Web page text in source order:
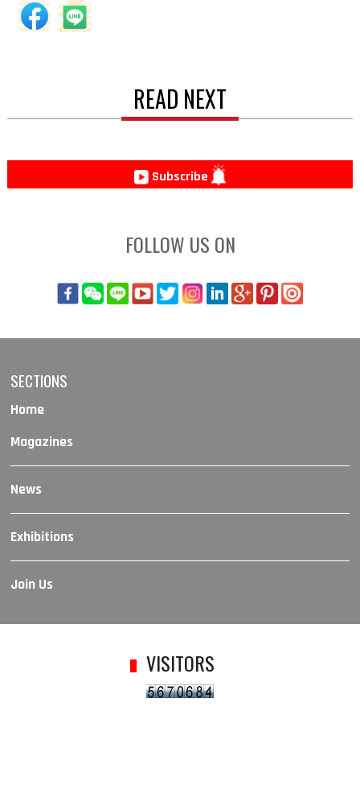
READ NEXT
Subscribe
FOLLOW US ON
SECTIONS
Home
Magazines
News
Exhibitions
Join Us
VISITORS